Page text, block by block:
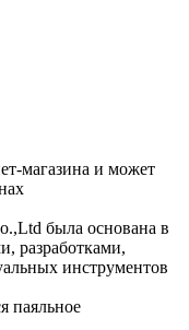
магазина и может
была основана в
разработками,
инструментов
паяльное